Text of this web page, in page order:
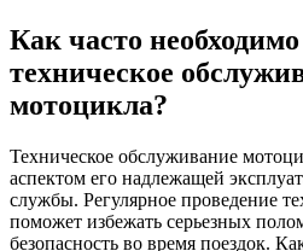
Как часто
техническое
мотоцикла?
Техническое обслуживание
аспектом его надлежащей
службы. Регулярное проведение
поможет избежать серьезных
безопасность во время поездок.